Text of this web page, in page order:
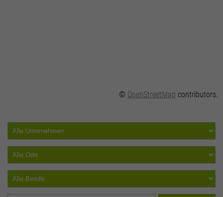
© OpenStreetMap contributors.